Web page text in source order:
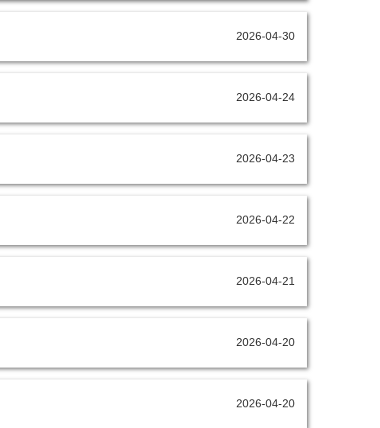
2026-04-30
2026-04-24
2026-04-23
2026-04-22
2026-04-21
2026-04-20
2026-04-20